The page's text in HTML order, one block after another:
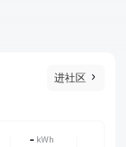
进社区
- kWh